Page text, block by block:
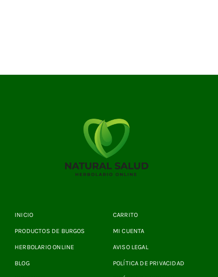
INICIO
PRODUCTOS DE BURGOS
HERBOLARIO ONLINE
BLOG
CARRITO
MI CUENTA
AVISO LEGAL
POLÍTICA DE PRIVACIDAD